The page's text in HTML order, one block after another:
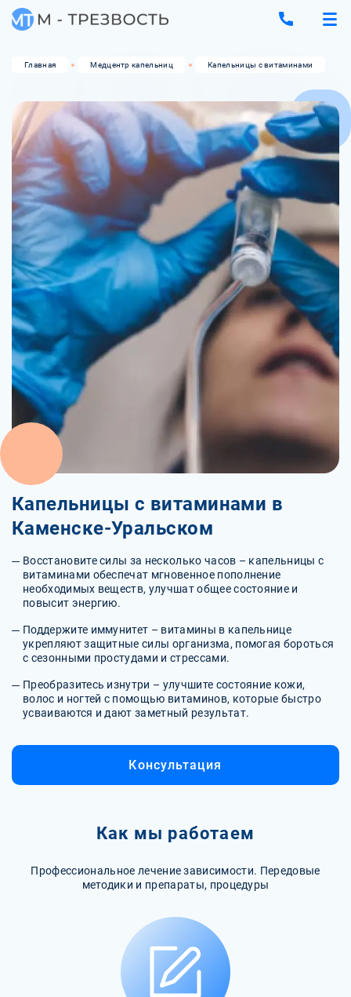
Главная Медцентр капельниц Капельницы с витаминами
Капельницы с витаминами в
Каменске-Уральском
Восстановите силы за несколько часов – капельницы с
витаминами обеспечат мгновенное пополнение
необходимых веществ, улучшат общее состояние и
повысит энергию.
Поддержите иммунитет – витамины в капельнице
укрепляют защитные силы организма, помогая бороться
с сезонными простудами и стрессами.
Преобразитесь изнутри – улучшите состояние кожи,
волос и ногтей с помощью витаминов, которые быстро
усваиваются и дают заметный результат.
Консультация
Как мы работаем
Профессиональное лечение зависимости. Передовые
методики и препараты, процедуры